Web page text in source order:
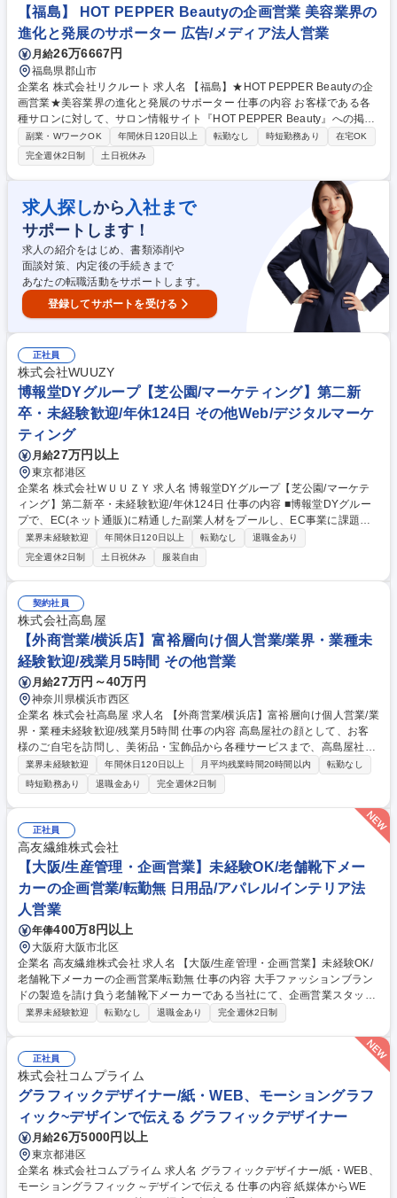
に乗り、入学までの不安を解消します。 募集職種 【学生募集担当】未経
験から学校運営のコアメンバー！医療・福祉の未来を支える
【福島】 HOT PEPPER Beautyの企画営業 美容業界の
進化と発展のサポーター 広告/メディア法人営業
月給26万6667円
福島県郡山市
企業名 株式会社リクルート 求人名 【福島】★HOT PEPPER Beautyの企
画営業★美容業界の進化と発展のサポーター 仕事の内容 お客様である各
種サロンに対して、サロン情報サイト『HOT PEPPER Beauty』への掲載
などを通して、業界や担当地域のトレンドを把握し、クライアントの課題
に対して具体的な解決策を提案していただきます。 各種美容系サロンクラ
イアントへ新規・既存営業をお任せします。ただサービスを売るのではな
く、店舗集客UPの課題解決提案を行います。より効果のある記事提案/キ
ャンペーンや特別メニューの提案/店舗ブランディング企画提案等にも挑戦
できます。【例えば…】担当エリア内のヘア/ネイル/エステサロン・ジ
ム・ヨガ等に対し、『HOT PEPPER Beauty』を用いた集客支援と、『SA
LON BOARD』を用いた業務支援を実施します。 募集職種 【福島】★HO
T PEPPER Beautyの企画営業★美容業界の進化と発展のサポーター
副業・WワークOK 年間休日120日以上 転勤なし 時短勤務あり
在宅OK
完全週休2日制
土日祝休み
求人探しから 入社まで
サポートします！
求人の紹介をはじめ、書類添削や
面談対策、内定後の手続きまで
あなたの転職活動をサポートします。
登録してサポートを受ける
正社員
株式会社WUUZY
博報堂DYグループ【芝公園/マーケティング】第二新
卒・未経験歓迎/年休124日 その他Web/デジタルマーケ
ティング
月給27万円以上
東京都港区
企業名 株式会社ＷＵＵＺＹ 求人名 博報堂DYグループ【芝公園/マーケテ
ィング】第二新卒・未経験歓迎/年休124日 仕事の内容 ■博報堂DYグルー
プで、EC(ネット通販)に精通した副業人材をプールし、EC事業に課題を
抱える企業とマッチングさせる事業を展開している当社にて、お客様数を
増やすためのマーケティング業務をお任せいたします。 【具体的には】■
オンラインセミナーの企画■オンラインカンファレンス企画■オフライン展
示会の出展企画 など、オンライン・オフラインの企画、運営を通じて商
談・契約に繋げる役割です。【その他】■【すべての人に、強みを活かせ
る機会を】というミッションを掲げる当社では、選考を通じて、候補者様
のご志向と適性を踏まえ、本ポジションに限らずキャリアに最適な役割を
ご提案させていただく可能性があります。 募集職種 博報堂DYグループ
【芝公園/マーケティング】第二新卒・未経験歓迎/年休124日
業界未経験歓迎 年間休日120日以上 転勤なし
退職金あり
完全週休2日制
土日祝休み 服装自由
契約社員
株式会社高島屋
【外商営業/横浜店】富裕層向け個人営業/業界・業種未
経験歓迎/残業月5時間 その他営業
月給27万円～40万円
神奈川県横浜市西区
企業名 株式会社高島屋 求人名 【外商営業/横浜店】富裕層向け個人営業/業
界・業種未経験歓迎/残業月5時間 仕事の内容 高島屋社の顔として、お客
様のご自宅を訪問し、美術品・宝飾品から各種サービスまで、高島屋社が
取り扱うあらゆる商品・サービスをお客様のご要望に応じて柔軟にコンサ
ルティング提案するお仕事です。 【具体的には】 ■既に信頼関係のあるお
客様(富裕層を中心とした個人顧客)のご自宅を定期的に訪問し、ライフス
タイルやニーズのヒアリングを行います。 ■お伺いしたご要望に基づき、
美術品・高級時計・国内外のファッション、さらには資産計画に至るま
で、高島屋のすべてのリソースを駆使した最適なご提案を企画・実行しま
す。 ■多様な経験をされた方と接することで自己成長にも繋がるお仕事で
す。 募集職種 【外商営業/横浜店】富裕層向け個人営業/業界・業種未経験
歓迎/残業月5時間
業界未経験歓迎 年間休日120日以上 月平均残業時間20時間以内
転勤なし
時短勤務あり
退職金あり 完全週休2日制
正社員
高友繊維株式会社
【大阪/生産管理・企画営業】未経験OK/老舗靴下メー
カーの企画営業/転勤無 日用品/アパレル/インテリア法
人営業
年俸400万8円以上
大阪府大阪市北区
企業名 高友繊維株式会社 求人名 【大阪/生産管理・企画営業】未経験OK/
老舗靴下メーカーの企画営業/転勤無 仕事の内容 大手ファッションブラン
ドの製造を請け負う老舗靴下メーカーである当社にて、企画営業スタッフ
を募集いたします。お客様や他部門スタッフと協力いただき、企画営業と
お客様のご希望商品を企画立案・提案■社内の他部門スタッフとの連携■市
場マーケット調査、プレゼン資料の作成、お客様オペレーション業務 ■サ
ンプル依頼業務 ■量産発注業務と管理 ■商品登録業務海外スタッフと連携
し、■仕入れコスト・資材コストの設定 ■商品品質管理、工場工程管理指
メーカーの企画営業/転勤無
業界未経験歓迎 転勤なし 退職金あり 完全週休2日制
正社員
株式会社コムプライム
グラフィックデザイナー/紙・WEB、モーショングラフ
ィック~デザインで伝える グラフィックデザイナー
月給26万5000円以上
東京都港区
企業名 株式会社コムプライム 求人名 グラフィックデザイナー/紙・WEB、
モーショングラフィック～デザインで伝える 仕事の内容 紙媒体からWE